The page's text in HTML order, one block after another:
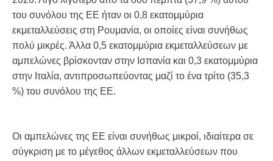
του συνόλου της ΕΕ ήταν οι 0,8 εκατομμύρια
εκμεταλλεύσεις στη Ρουμανία, οι οποίες είναι συνήθως
πολύ μικρές. Άλλα 0,5 εκατομμύρια εκμεταλλεύσεων με
αμπελώνες βρίσκονταν στην Ισπανία και 0,3 εκατομμύρια
στην Ιταλία, αντιπροσωπεύοντας μαζί το ένα τρίτο (35,3
%) του συνόλου της ΕΕ.
Οι αμπελώνες της ΕΕ είναι συνήθως μικροί, ιδιαίτερα σε
σύγκριση με το μέγεθος άλλων εκμεταλλεύσεων που